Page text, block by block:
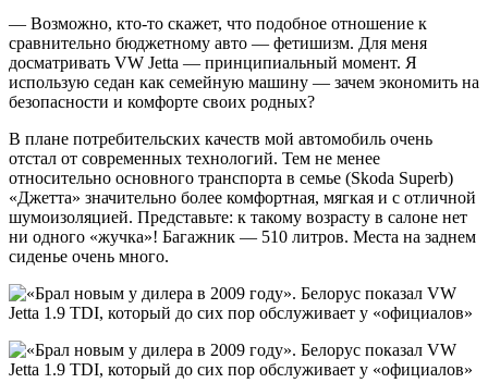
— Возможно, кто-то скажет, что подобное отношение к
сравнительно бюджетному авто — фетишизм. Для меня
досматривать VW Jetta — принципиальный момент. Я
использую седан как семейную машину — зачем экономить на
безопасности и комфорте своих родных?
В плане потребительских качеств мой автомобиль очень
отстал от современных технологий. Тем не менее
относительно основного транспорта в семье (Skoda Superb)
«Джетта» значительно более комфортная, мягкая и с отличной
шумоизоляцией. Представьте: к такому возрасту в салоне нет
ни одного «жучка»! Багажник — 510 литров. Места на заднем
сиденье очень много.